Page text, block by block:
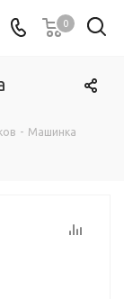
0
- Машинка